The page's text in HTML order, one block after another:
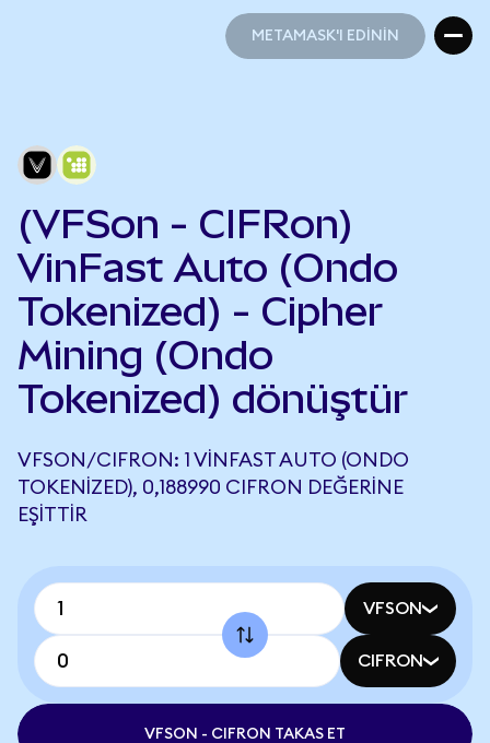
METAMASK'I EDİNİN
(VFSon - CIFRon)
VinFast Auto (Ondo
Tokenized) - Cipher
Mining (Ondo
Tokenized) dönüştür
VFSON/CIFRON: 1 VINFAST AUTO (ONDO
TOKENIZED), 0,188990 CIFRON DEĞERINE
EŞITTIR
VFSON
CIFRON
VFSON - CIFRON TAKAS ET